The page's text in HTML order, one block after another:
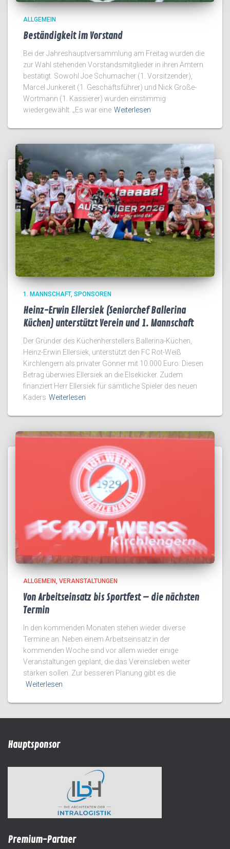
ALLGEMEIN
Beständigkeit im Vorstand
Bei der Jahreshauptversammlung am Freitag wurden die
zur Wahl stehenden Vorstandsmitglieder in ihren Ämtern
bestätigt. Sowohl Joe Schumacher (1. Vorsitzender),
Marcel Junkereit (1. Geschäftsführer) und Nick Große-
Wortmann (1. Kassierer) wurden einstimmig
wiedergewählt. „Es war eine Weiterlesen
1. MANNSCHAFT SPONSOREN
Heinz-Erwin Ellersiek (Seniorchef Ballerina
Küchen) unterstützt Verein und 1. Mannschaft
Der Gründer des Küchenherstellers Ballerina-Küchen,
Heinz-Erwin Ellersiek, unterstützt den FC Rot-Weiß
Kirchlengern als privater Gönner mit 10.000 Euro. Diesen
Betrag überwies Ellersiek an die Elsekicker. Zudem
finanziert Herr Ellersiek für sämtliche Spieler des neuen
Kaders Weiterlesen
ALLGEMEIN VERANSTALTUNGEN
Von Arbeitseinsatz bis Sportfest – die nächsten
Termin
In den kommenden Monaten stehen wieder diverse
Termine an. Neben einem Arbeitseinsatz in der
kommenden Woche sind vor allem wieder einige
Veranstaltungen geplant, die das Vereinsleben weiter
stärken sollen. Zur besseren Planung gibt es die
Weiterlesen
Hauptsponsor
Premium-Partner